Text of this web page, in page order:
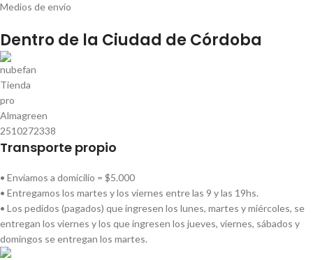
Medios de envío
Dentro de la Ciudad de Córdoba
Transporte propio
• Enviamos a domicilio = $5.000
• Entregamos los martes y los viernes entre las 9 y las 19hs.
• Los pedidos (pagados) que ingresen los lunes, martes y miércoles, se
entregan los viernes y los que ingresen los jueves, viernes, sábados y
domingos se entregan los martes.